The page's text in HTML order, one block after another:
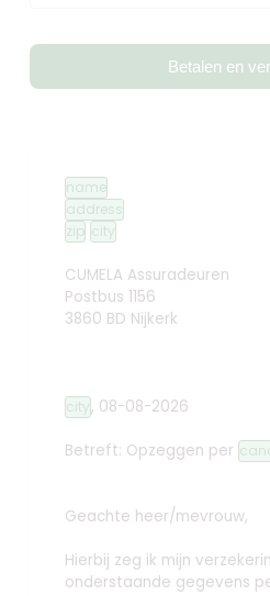
Betalen en
name
address
zip city
CUMELA Assuradeuren
Postbus 1156
3860 BD Nijkerk
city, 08-08-2026
Betreft: Opzeggen per
Geachte heer/mevrouw,
Hierbij zeg ik mijn
onderstaande gegevens